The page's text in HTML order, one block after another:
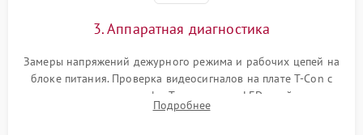
3. Аппаратная диагностика
Замеры напряжений дежурного режима и рабочих цепей на
блоке питания. Проверка видеосигналов на плате T-Con с
помощью осциллографа. Тестирование LED-драйвера и
светодиодных планок подсветки мультиметром.
Подробнее